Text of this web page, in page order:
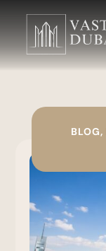
BLOG,